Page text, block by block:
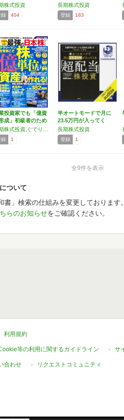
株式投資
録 404
万…
長期株式投資
登録 183
投資家でも「億資
成」初級者のため
…
録 1
半オートモードで月に
23.5万円が入ってく
る…
長期株式投資
登録 1
全9件を表示
ついて
書」検索の仕組みを変更しておりま
らのお知らせをご確認ください。
利用規約
等の利用に関するガイドライン サ
合わせ リクエストコミュニティ